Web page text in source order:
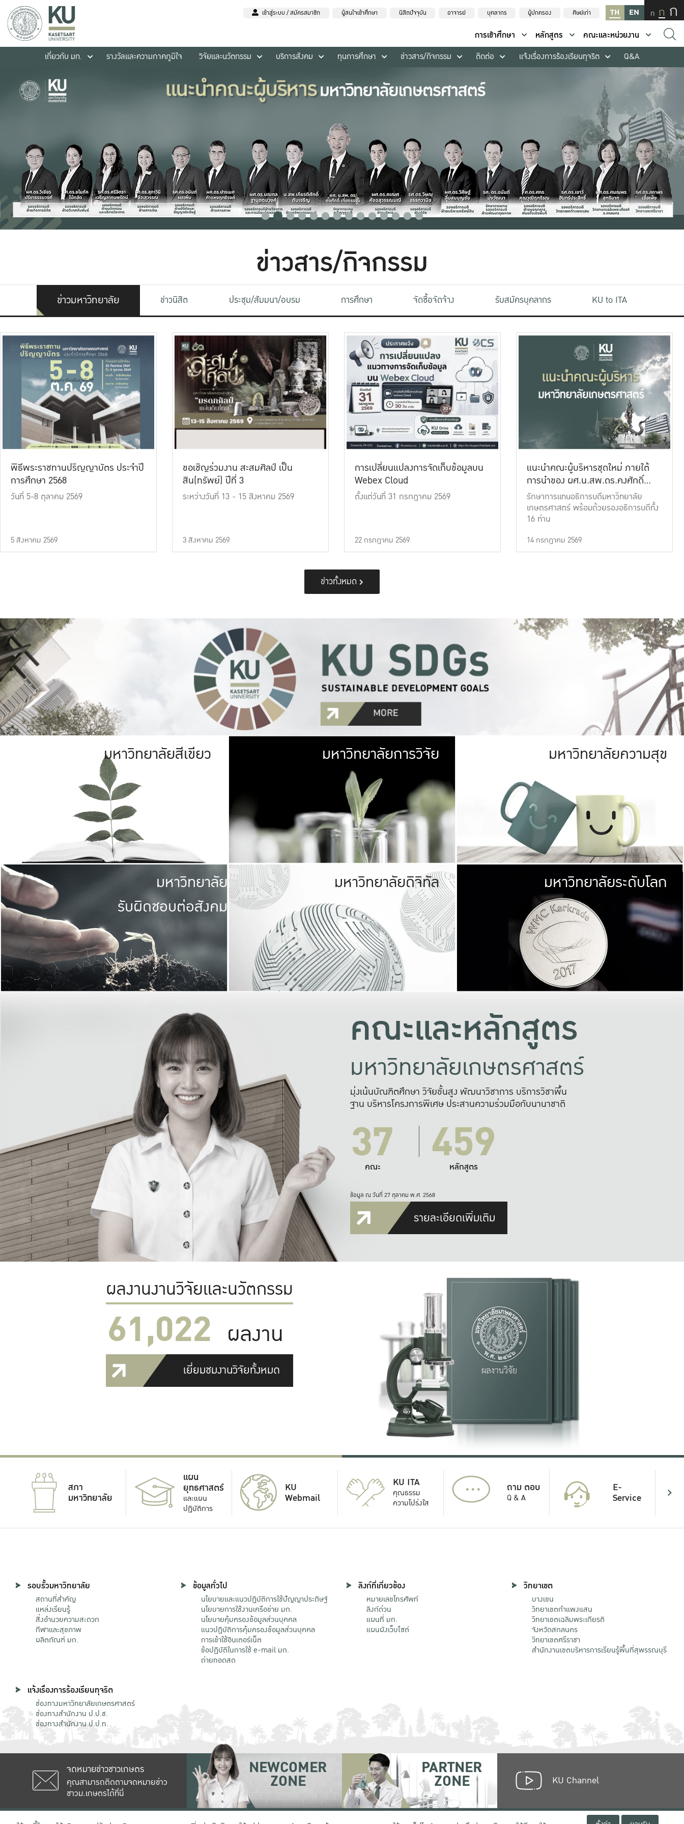
เข้าสู่ระบบ / สมัครสมาชิก ผู้สนใจเข้าศึกษา นิสิตปัจจุบัน อาจารย์ บุคลากร ผู้ปกครอง ศิษย์เก่า TH EN ก ก ก
การเข้าศึกษา หลักสูตร
คณะและหน่วยงาน
เกี่ยวกับ มก.
รางวัลและความภาคภูมิใจ วิจัยและนวัตกรรม บริการสังคม ทุนการศึกษา ข่าวสาร/กิจกรรม ติดต่อ แจ้งเรื่องการร้องเรียนทุจริต Q&A
ข่าวสาร/กิจกรรม
ข่าวมหาวิทยาลัย ข่าวนิสิต ประชุม/สัมมนา/อบรม การศึกษา จัดซื้อจัดจ้าง รับสมัครบุคลากร KU to ITA
พิธีพระราชทานปริญญาบัตร ประจำปี
การศึกษา 2568
วันที่ 5-8 ตุลาคม 2569
5 สิงหาคม 2569
ขอเชิญร่วมงาน สะสมศิลป์ เป็น
สิน(ทรัพย์) ปีที่ 3
ระหว่างวันที่ 13 - 15 สิงหาคม 2569
3 สิงหาคม 2569
การเปลี่ยนแปลงการจัดเก็บข้อมูลบน
Webex Cloud
ตั้งแต่วันที่ 31 กรกฎาคม 2569
22 กรกฎาคม 2569
แนะนำคณะผู้บริหารชุดใหม่ ภายใต้
การนำของ ผศ.น.สพ.ดร.คงศักดิ์
เที่ยงธรรม
รักษาการแทนอธิการบดีมหาวิทยาลัย
เกษตรศาสตร์ พร้อมด้วยรองอธิการบดีทั้ง
16 ท่าน
14 กรกฎาคม 2569
ข่าวทั้งหมด
มหาวิทยาลัยสีเขียว มหาวิทยาลัย
เกษตรศาสตร์ มีพื้นที่เขียวสดใส หนาแน่น
เป็นป่าในเมือง (URBAN FOREST)
เกษตรในเมือง (URBAN AGRICULTURE)
ที่นับรวมกันได้ประมาณ 1,400 ไร่
มหาวิทยาลัยการวิจัย มหาวิทยาลัย
ให้กับประชาชน
มหาวิทยาลัยความสุข
มหาวิทยาลัย
รับผิดชอบต่อสังคม
มหาวิทยาลัยรับผิดชอบต่อสังคม
ร่วมมือกับชุมชน เพื่อความกินดีอยู่ดี
และความสุขอย่างยั่งยืน
มองปัญหาในภาพกว้าง
แก้ไขจากปัญหาจุดเล็กๆ
มหาวิทยาลัยดิจิทัล มหาวิทยา
พร้อมที่จ
และผลักดันในการใช้ระบบส
เพื่อการทำงานแ
มหาวิทยาลัยระดับโลก
คณะและหลักสูตร
มหาวิทยาลัยเกษตรศาสตร์
มุ่งเน้นบัณฑิตศึกษา วิจัยขั้นสูง พัฒนาวิชาการ บริการวิชาพื้น
ฐาน บริหารโครงการพิเศษ ประสานความร่วมมือกับนานาชาติ
37
คณะ 459
หลักสูตร
ข้อมูล ณ วันที่ 27 ตุลาคม พ.ศ. 2568
รายละเอียดเพิ่มเติม
ผลงานงานวิจัยและนวัตกรรม
61,022 ผลงาน
เยี่ยมชมงานวิจัยทั้งหมด
สภา
มหาวิทยาลัย
แผน
ยุทธศาสตร์
และแผน
ปฏิบัติการ
KU
Webmail
KU ITA
คุณธรรม
ความโปร่งใส
... ถาม ตอบ
Q & A
E-
Service
รอบรั้วมหาวิทยาลัย
สถานที่สำคัญ
แหล่งเรียนรู้
สิ่งอำนวยความสะดวก
กีฬาและสุขภาพ
ผลิตภัณฑ์ มก.
ข้อมูลทั่วไป
นโยบายและแนวปฏิบัติการใช้ปัญญาประดิษฐ์
นโยบายการใช้งานเครือข่าย มก.
นโยบายคุ้มครองข้อมูลส่วนบุคคล
แนวปฏิบัติการคุ้มครองข้อมูลส่วนบุคคล
การเข้าใช้อินเตอร์เน็ต
ข้อปฏิบัติในการใช้ e-mail มก.
ถ่ายทอดสด
ลิงก์ที่เกี่ยวข้อง
หมายเลขโทรศัพท์
ลิงก์ด่วน
แผนที่ มก.
แผนผังเว็บไซต์
วิทยาเขต
บางเขน
วิทยาเขตกําแพงแสน
วิทยาเขตเฉลิมพระเกียรติ
จังหวัดสกลนคร
วิทยาเขตศรีราชา
สำนักงานเขตบริหารการเรียนรู้พื้นที่สุพรรณบุรี
แจ้งเรื่องการร้องเรียนทุจริต
ช่องทางมหาวิทยาลัยเกษตรศาสตร์
ช่องทางสำนักงาน ป.ป.ช.
ช่องทางสำนักงาน ป.ป.ท.
จดหมายข่าวชาวเกษตร
คุณสามารถติดตามจดหมายข่าว
ชาวม.เกษตรได้ที่นี่
NEWCOMER
ZONE
PARTNER
ZONE KU Channel